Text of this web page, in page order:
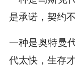
是承诺，契约
一种是奥特曼
代太快，生存